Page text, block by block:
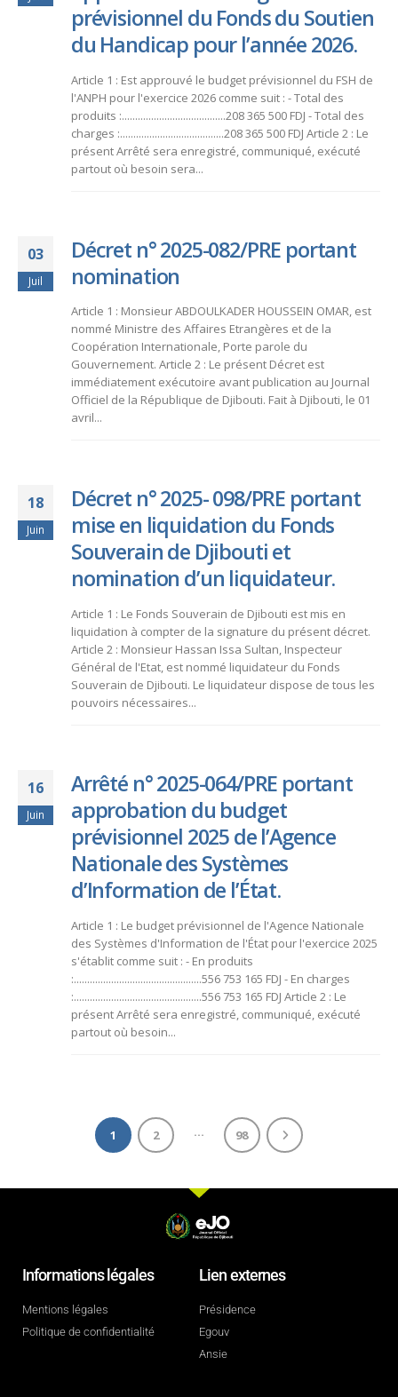
prévisionnel du Fonds du Soutien
du Handicap pour l’année 2026.
Article 1 : Est approuvé le budget prévisionnel du FSH de
l'ANPH pour l'exercice 2026 comme suit : - Total des
produits :.......................................208 365 500 FDJ - Total des
charges :.......................................208 365 500 FDJ Article 2 : Le
présent Arrêté sera enregistré, communiqué, exécuté
partout où besoin sera...
03
Juil
Décret n° 2025-082/PRE portant
nomination
Article 1 : Monsieur ABDOULKADER HOUSSEIN OMAR, est
nommé Ministre des Affaires Etrangères et de la
Coopération Internationale, Porte parole du
Gouvernement. Article 2 : Le présent Décret est
immédiatement exécutoire avant publication au Journal
Officiel de la République de Djibouti. Fait à Djibouti, le 01
avril...
18
Juin
Décret n° 2025- 098/PRE portant
mise en liquidation du Fonds
Souverain de Djibouti et
nomination d’un liquidateur.
Article 1 : Le Fonds Souverain de Djibouti est mis en
liquidation à compter de la signature du présent décret.
Article 2 : Monsieur Hassan Issa Sultan, Inspecteur
Général de l'Etat, est nommé liquidateur du Fonds
Souverain de Djibouti. Le liquidateur dispose de tous les
pouvoirs nécessaires...
16
Juin
Arrêté n° 2025-064/PRE portant
approbation du budget
prévisionnel 2025 de l’Agence
Nationale des Systèmes
d’Information de l’État.
Article 1 : Le budget prévisionnel de l'Agence Nationale
des Systèmes d'Information de l'État pour l'exercice 2025
s'établit comme suit : - En produits
:................................................556 753 165 FDJ - En charges
:................................................556 753 165 FDJ Article 2 : Le
présent Arrêté sera enregistré, communiqué, exécuté
partout où besoin...
1 2 … 98
Informations légales
Mentions légales
Politique de confidentialité
Lien externes
Présidence
Egouv
Ansie